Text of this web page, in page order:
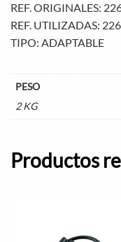
REF. ORIGINALES:
REF. UTILIZADAS:
TIPO: ADAPTABLE
PESO
2 KG
Productos